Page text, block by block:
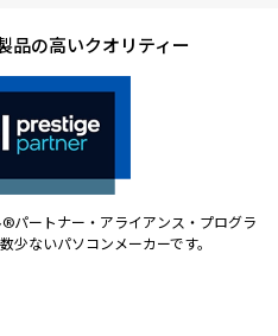
品の高いクオリティー
パートナー・アライアンス・プログラ
少ないパソコンメーカーです。